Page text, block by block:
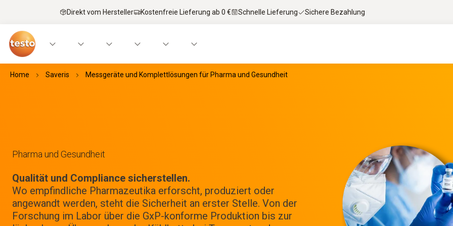
Direkt vom Hersteller Kostenfreie Lieferung ab 0 € Schnelle Lieferung Sichere Bezahlung
Home Saveris Messgeräte und Komplettlösungen für Pharma und Gesundheit
Pharma und Gesundheit
Qualität und Compliance sicherstellen.
Wo empfindliche Pharmazeutika erforscht, produziert oder
angewandt werden, steht die Sicherheit an erster Stelle. Von der
Forschung im Labor über die GxP-konforme Produktion bis zur